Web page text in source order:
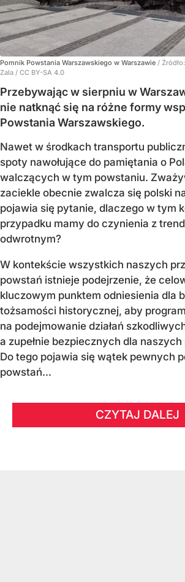
Pomnik Powstania Warszawskiego w Warszawie / Źródło:
Zala / CC BY-SA 4.0
Przebywając w sierpniu w
nie natknąć się na różne formy
Powstania Warszawskiego.
Nawet w środkach transportu
spoty nawołujące do pamiętania o
walczących w tym powstaniu.
zaciekle obecnie zwalcza się polski
pojawia się pytanie, dlaczego w tym
przypadku mamy do czynienia z
odwrotnym?
W kontekście wszystkich naszych
powstań istnieje podejrzenie, że
kluczowym punktem odniesienia dla
tożsamości historycznej, aby
na podejmowanie działań
a zupełnie bezpiecznych dla
Do tego pojawia się wątek pewnych
powstań...
CZYTAJ DALEJ